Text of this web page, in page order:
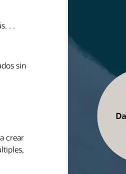
. .
sin
crear